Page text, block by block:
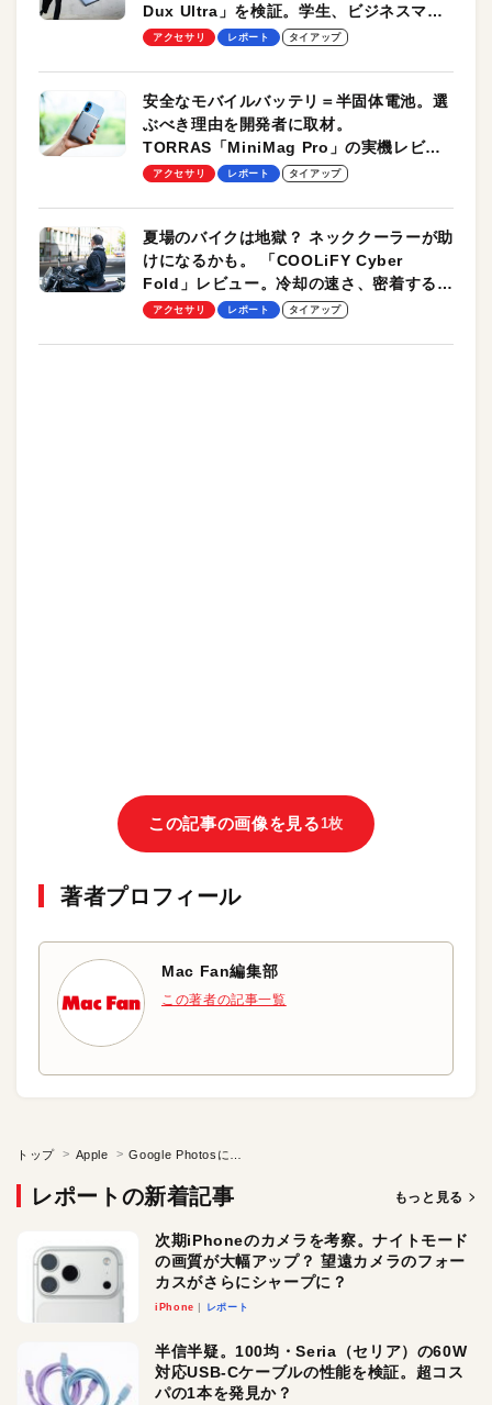
Dux Ultra」を検証。学生、ビジネスマン
のモバイルユースに最適！
アクセサリ レポート タイアップ
安全なモバイルバッテリ＝半固体電池。選
ぶべき理由を開発者に取材。
TORRAS「MiniMag Pro」の実機レビュ
ーも
アクセサリ レポート タイアップ
夏場のバイクは地獄？ ネッククーラーが助
けになるかも。 「COOLiFY Cyber
Fold」レビュー。冷却の速さ、密着する冷
却プレート、シンプルな操作性がグッド！
アクセサリ レポート タイアップ
この記事の画像を見る1枚
著者プロフィール
Mac Fan編集部
この著者の記事一覧
トップ Apple
レポートの新着記事 もっと見る
次期iPhoneのカメラを考察。ナイトモード
の画質が大幅アップ？ 望遠カメラのフォー
カスがさらにシャープに？
iPhone レポート
半信半疑。100均・Seria（セリア）の60W
対応USB-Cケーブルの性能を検証。超コス
パの1本を発見か？